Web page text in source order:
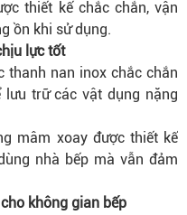
thiết kế chắc chắn, vận
ồn khi sử dụng.
lực tốt
thanh nan inox chắc chắn
trữ các vật dụng nặng
mâm xoay được thiết kế
nhà bếp mà vẫn đảm
không gian bếp